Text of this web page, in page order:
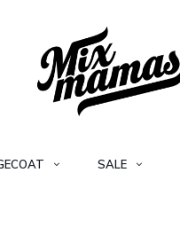
SALE